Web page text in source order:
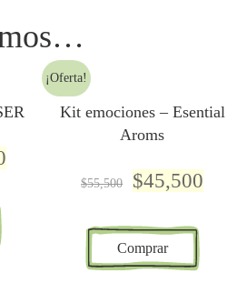
¡Oferta!
Kit emociones – Esential
Aroms
$55,500 $45,500
Comprar